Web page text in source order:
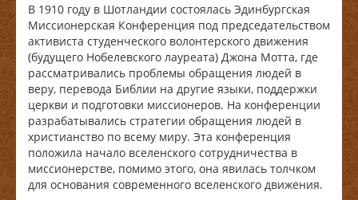
В 1910 году в Шотландии состоялась Эдинбургская
Миссионерская Конференция под председательством
активиста студенческого волонтерского движения
(будущего Нобелевского лауреата) Джона Мотта, где
рассматривались проблемы обращения людей в
веру, перевода Библии на другие языки, поддержки
церкви и подготовки миссионеров. На конференции
разрабатывались стратегии обращения людей в
христианство по всему миру. Эта конференция
положила начало вселенского сотрудничества в
миссионерстве, помимо этого, она явилась толчком
для основания современного вселенского движения.